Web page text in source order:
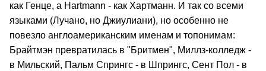
как Генце, а Hartmann - как Хартманн. И так со всеми
языками (Лучано, но Джиулиани), но особенно не
повезло англоамериканским именам и топонимам:
Брайтмэн превратилась в "Бритмен", Миллз-колледж -
в Мильский, Пальм Спрингс - в Шпрингс, Сент Пол - в